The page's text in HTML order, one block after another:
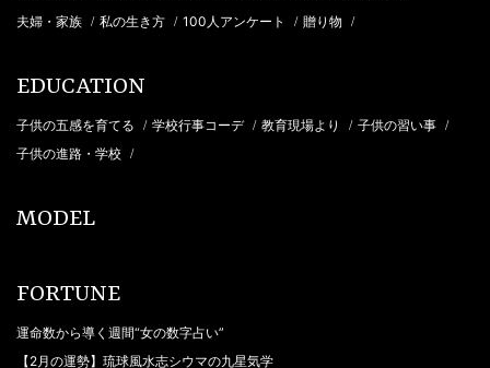
夫婦・家族 / 私の生き方 / 100人アンケート / 贈り物 /
EDUCATION
子供の五感を育てる / 学校行事コーデ / 教育現場より / 子供の習い事 /
子供の進路・学校 /
MODEL
FORTUNE
運命数から導く週間“女の数字占い”
【2月の運勢】琉球風水志シウマの九星気学